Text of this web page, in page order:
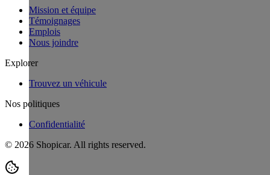
Mission et équipe
Témoignages
Emplois
Nous joindre
Explorer
Trouvez un véhicule
Nos politiques
Confidentialité
© 2026 Shopicar. All rights reserved.